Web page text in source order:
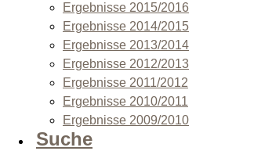
Ergebnisse 2015/2016
Ergebnisse 2014/2015
Ergebnisse 2013/2014
Ergebnisse 2012/2013
Ergebnisse 2011/2012
Ergebnisse 2010/2011
Ergebnisse 2009/2010
Suche